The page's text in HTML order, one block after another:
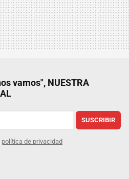
vamos", NUESTRA
SUSCRIBIR
política de privacidad